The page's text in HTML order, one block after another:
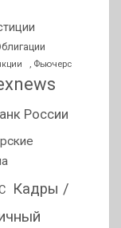
, Фьючерс
России
Кадры /